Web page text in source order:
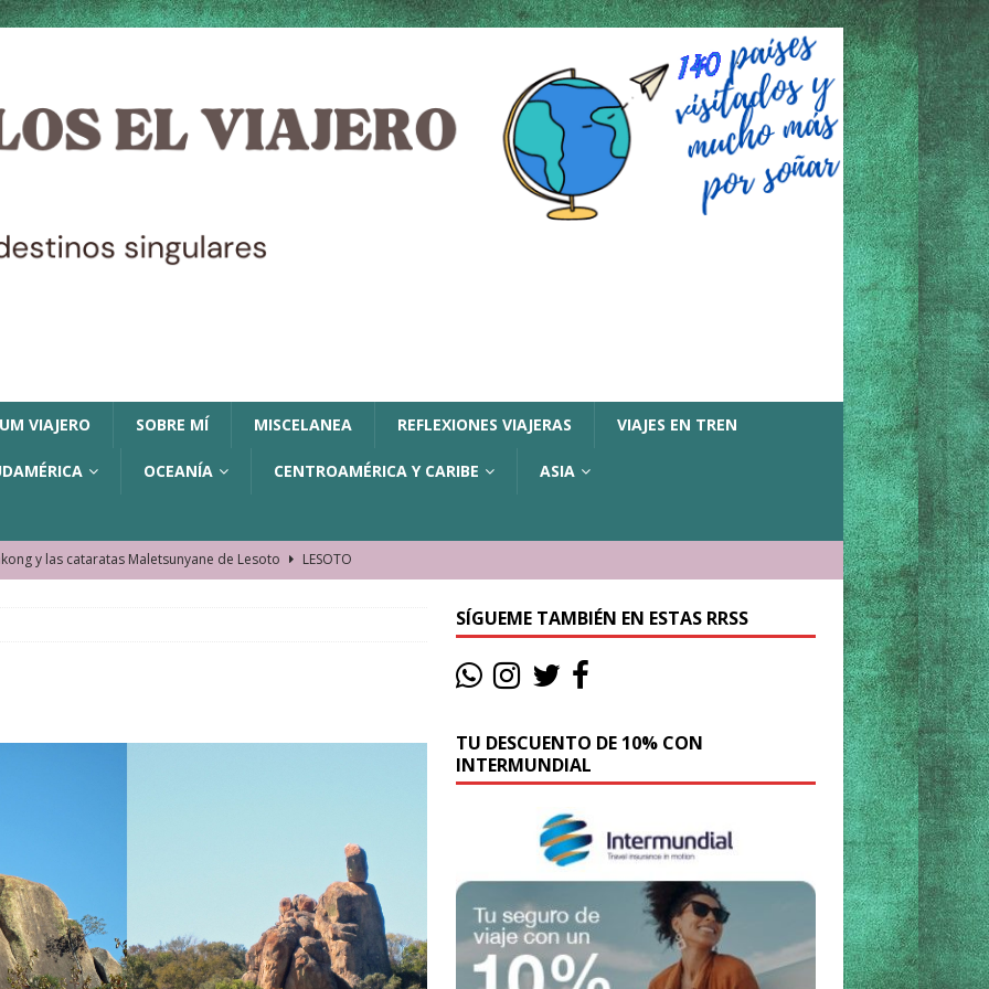
VIAJERO SOBRE MÍ MISCELANEA REFLEXIONES VIAJERAS VIAJES EN TREN
OCEANÍA CENTROAMÉRICA Y CARIBE ASIA
y las cataratas Maletsunyane de Lesoto
LESOTO
La historia de la misteriosa avioneta de la playa
JAMAICA
El barrio más castizo de Malabo GUINEA ECUATORIAL
SÍGUEME TAMBIÉN EN ESTAS RRSS
TU DESCUENTO DE 10% CON
INTERMUNDIAL